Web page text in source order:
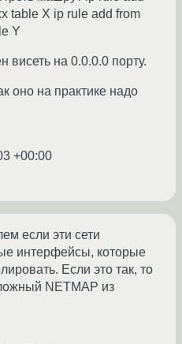
table X ip rule add from
Y
висеть на 0.0.0.0 порту.
оно на практике надо
+00:00
если эти сети
интерфейсы, которые
Если это так, то
NETMAP из